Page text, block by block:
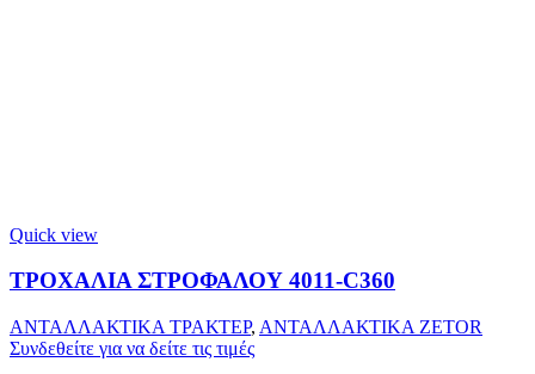
Quick view
ΤΡΟΧΑΛΙΑ ΣΤΡΟΦΑΛΟΥ 4011-C360
ΑΝΤΑΛΛΑΚΤΙΚΑ ΤΡΑΚΤΕΡ, ΑΝΤΑΛΛΑΚΤΙΚΑ ZETOR
Συνδεθείτε για να δείτε τις τιμές